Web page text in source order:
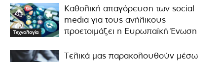
Τεχνολογία
Καθολική απαγόρευση των social
media για τους ανήλικους
προετοιμάζει η Ευρωπαϊκή Ένωση
Τελικά μας παρακολουθούν μέσω